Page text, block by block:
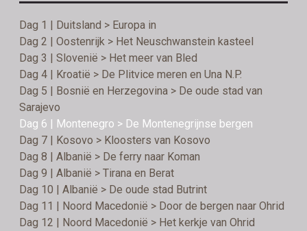
Dag 1 | Duitsland > Europa in
Dag 2 | Oostenrijk > Het Neuschwanstein kasteel
Dag 3 | Slovenië > Het meer van Bled
Dag 4 | Kroatië > De Plitvice meren en Una N.P.
Dag 5 | Bosnië en Herzegovina > De oude stad van
Sarajevo
Dag 6 | Montenegro > De Montenegrijnse bergen
Dag 7 | Kosovo > Kloosters van Kosovo
Dag 8 | Albanië > De ferry naar Koman
Dag 9 | Albanië > Tirana en Berat
Dag 10 | Albanië > De oude stad Butrint
Dag 11 | Noord Macedonië > Door de bergen naar Ohrid
Dag 12 | Noord Macedonië > Het kerkje van Ohrid